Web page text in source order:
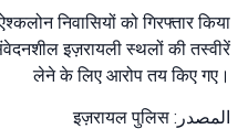
निवासियों को गिरफ्तार किया
इज़रायली स्थलों की तस्वीरें
लेने के लिए आरोप तय किए गए।
المصدر: इज़रायल पुलिस